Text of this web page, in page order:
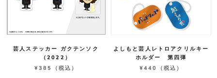
芸人ステッカー ガクテンソク
（2022）
¥385
（税込）
よしもと芸人レトロアクリルキー
ホルダー 第四弾
¥440
（税込）